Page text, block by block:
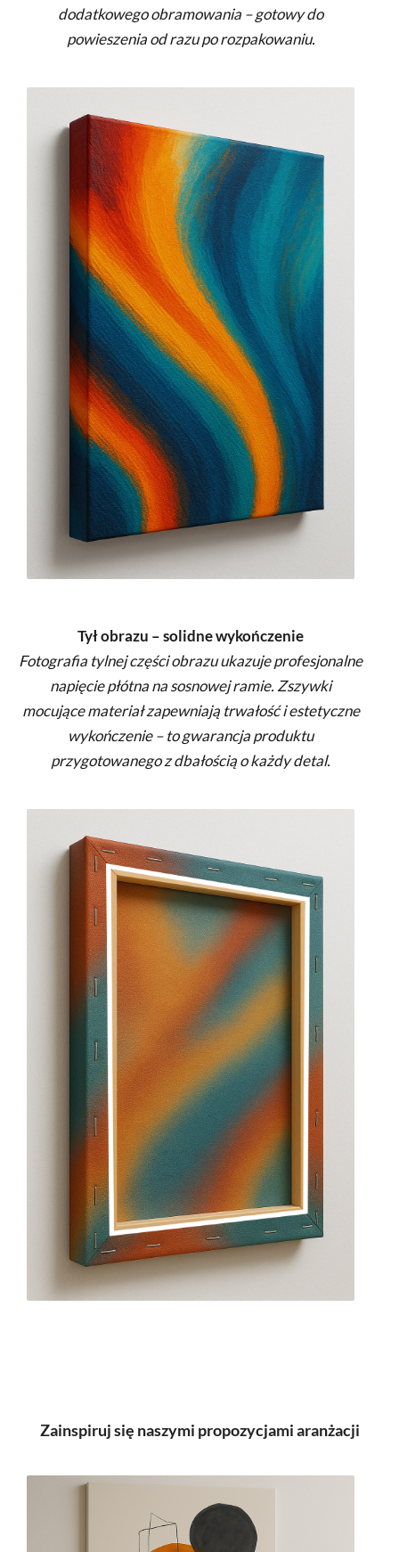
dodatkowego obramowania – gotowy do
powieszenia od razu po rozpakowaniu.
Tył obrazu – solidne wykończenie
Fotografia tylnej części obrazu ukazuje profesjonalne
napięcie płótna na sosnowej ramie. Zszywki
mocujące materiał zapewniają trwałość i estetyczne
wykończenie – to gwarancja produktu
przygotowanego z dbałością o każdy detal.
Zainspiruj się naszymi propozycjami aranżacji